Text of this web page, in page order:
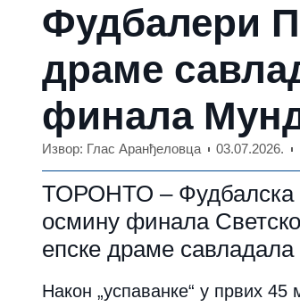
Фудбалери
драме
финала
Извор: Глас Аранђеловца 03.07.2026.
ТОРОНТО – Фудбалска
осмину финала
епске драме савладала
Након „успаванке“ у првих 45